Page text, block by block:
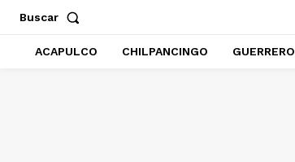
Buscar
ACAPULCO CHILPANCINGO GUERRERO